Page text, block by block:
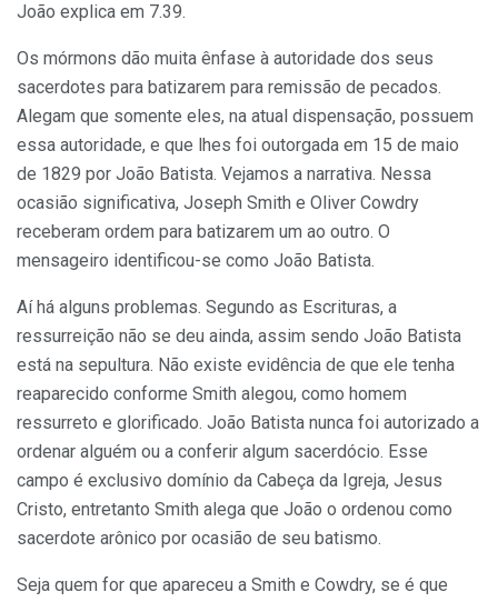
João explica em 7.39.
Os mórmons dão muita ênfase à autoridade dos seus
sacerdotes para batizarem para remissão de pecados.
Alegam que somente eles, na atual dispensação, possuem
essa autoridade, e que lhes foi outorgada em 15 de maio
de 1829 por João Batista. Vejamos a narrativa. Nessa
ocasião significativa, Joseph Smith e Oliver Cowdry
receberam ordem para batizarem um ao outro. O
mensageiro identificou-se como João Batista.
Aí há alguns problemas. Segundo as Escrituras, a
ressurreição não se deu ainda, assim sendo João Batista
está na sepultura. Não existe evidência de que ele tenha
reaparecido conforme Smith alegou, como homem
ressurreto e glorificado. João Batista nunca foi autorizado a
ordenar alguém ou a conferir algum sacerdócio. Esse
campo é exclusivo domínio da Cabeça da Igreja, Jesus
Cristo, entretanto Smith alega que João o ordenou como
sacerdote arônico por ocasião de seu batismo.
Seja quem for que apareceu a Smith e Cowdry, se é que